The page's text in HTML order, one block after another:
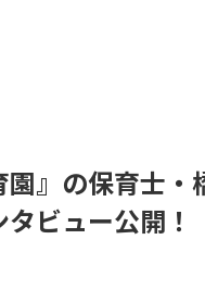
』の保育士
ビュー公開！